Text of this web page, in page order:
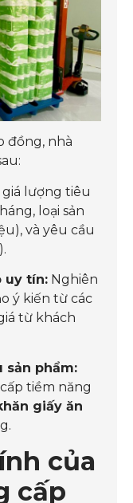
đồng, nhà
lượng tiêu
loại sản
và yêu cầu
uy tín: Nghiên
ý kiến từ các
từ khách
sản phẩm:
tiềm năng
giấy ăn
của
cấp